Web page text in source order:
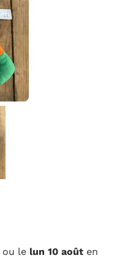
ou le lun 10 août en